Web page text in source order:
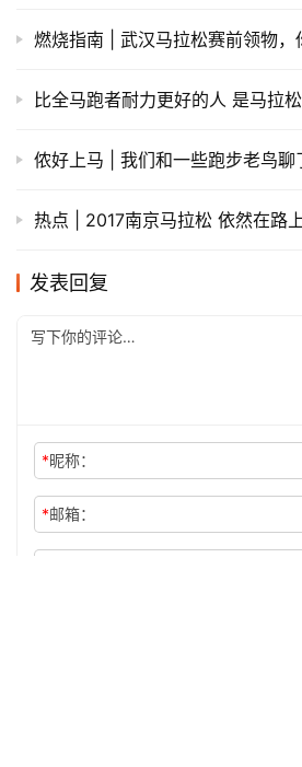
燃烧指南 | 武汉马拉松赛前领物，
比全马跑者耐力更好的人 是马拉
侬好上马 | 我们和一些跑步老鸟聊
热点 | 2017南京马拉松 依然在路
发表回复
*昵称：
*邮箱：